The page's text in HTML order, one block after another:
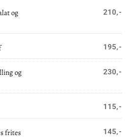
og
210,-
195,-
og
230,-
115,-
frites 145,-